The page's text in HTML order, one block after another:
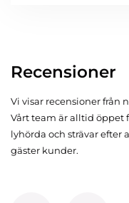
Recensioner
Vi visar recensioner från
Vårt team är alltid öppet
lyhörda och strävar efter
gäster kunder.